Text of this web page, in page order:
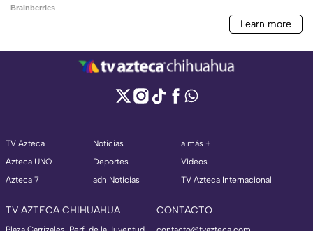
TV Azteca
Azteca UNO
Azteca 7
Noticias
Deportes
adn Noticias
a más +
Videos
TV Azteca Internacional
TV AZTECA CHIHUAHUA CONTACTO